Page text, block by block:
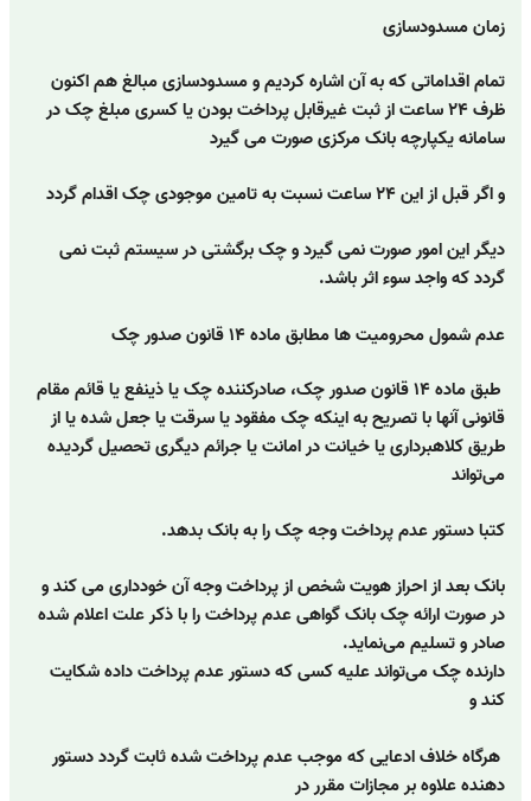
زمان مسدودسازی
تمام اقداماتی که به آن اشاره کردیم و مسدودسازی مبالغ هم اکنون
ظرف ۲۴ ساعت از
ثبت غیرقابل پرداخت بودن یا کسری مبلغ چک در
سامانه یکپارچه بانک مرکزی صورت می گیرد
و اگر قبل از این ۲۴ ساعت نسبت به تامین موجودی چک اقدام گردد
دیگر این امور صورت نمی گیرد و چک برگشتی در سیستم ثبت نمی
گردد که واجد سوء اثر باشد.
عدم شمول محرومیت ها مطابق ماده ۱۴ قانون صدور چک
طبق ماده ۱۴ قانون صدور چک، صادرکننده چک یا ذینفع یا قائم مقام
قانونی آنها با تصریح به اینکه چک مفقود یا سرقت یا جعل شده یا از
طریق کلاهبرداری یا خیانت در امانت یا جرائم دیگری تحصیل گردیده
می‌تواند
کتبا دستور عدم پرداخت وجه چک را به بانک بدهد.
بانک بعد از احراز هویت شخص از پرداخت وجه آن خودداری می کند و
در صورت ارائه چک بانک گواهی عدم پرداخت را با ذکر علت اعلام شده
صادر و تسلیم می‌نماید.
دارنده چک می‌تواند علیه کسی که دستور عدم پرداخت داده شکایت
کند و
هرگاه خلاف ادعایی که موجب عدم پرداخت شده ثابت گردد دستور
دهنده علاوه بر مجازات مقرر در